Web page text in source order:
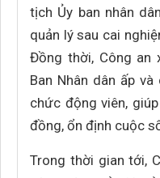
tịch Ủy ban nhân
quản lý sau cai
Đồng thời, Công an
Ban Nhân dân ấp
chức động viên,
đồng, ổn định cuộc
Trong thời gian tới,